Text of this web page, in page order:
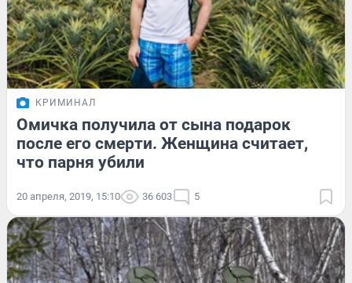
КРИМИНАЛ
Омичка получила от сына подарок
после его смерти. Женщина считает,
что парня убили
20 апреля, 2019, 15:10 36 603 5